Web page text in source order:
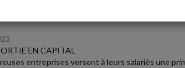
EN CAPITAL
entreprises versent à leurs salariés une